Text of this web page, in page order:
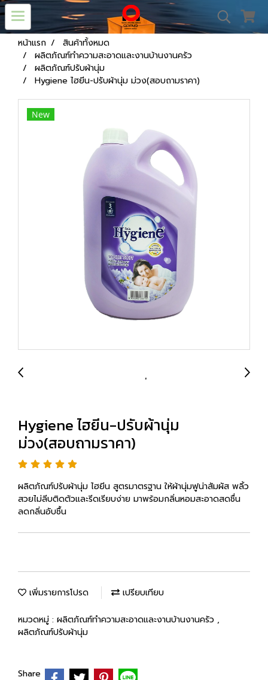
หน้าแรก
สินค้าทั้งหมด
ผลิตภัณฑ์ทำความสะอาดและงานบ้านงานครัว
ผลิตภัณฑ์ปรับผ้านุ่ม
Hygiene ไฮยีน-ปรับผ้านุ่ม ม่วง(สอบถามราคา)
New
Hygiene ไฮยีน-ปรับผ้านุ่ม
ม่วง(สอบถามราคา)
ผลิตภัณฑ์ปรับผ้านุ่ม ไฮยีน สูตรมาตรฐาน ให้ผ้านุ่มฟูน่าสัมผัส พลิ้ว
สวยไม่ลีบติดตัวและรีดเรียบง่าย มาพร้อมกลิ่นหอมสะอาดสดชื่น
ลดกลิ่นอับชื้น
เพิ่มรายการโปรด เปรียบเทียบ
หมวดหมู่ : ผลิตภัณฑ์ทำความสะอาดและงานบ้านงานครัว ,
ผลิตภัณฑ์ปรับผ้านุ่ม
Share